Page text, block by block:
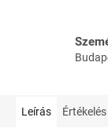
Leírás Értékelés